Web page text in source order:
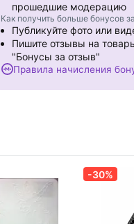
прошедшие модерацию
Как получить больше бонусов
Публикуйте фото или
Пишите отзывы на
"Бонусы за отзыв"
Правила начисления
-30%